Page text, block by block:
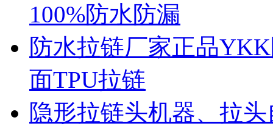
100%防水防漏
防水拉链厂家正品
面TPU拉链
隐形拉链头机器、拉